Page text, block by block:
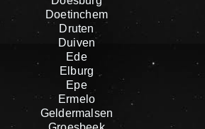
Doetinchem
Druten
Duiven
Ede
Elburg
Epe
Ermelo
Geldermalsen